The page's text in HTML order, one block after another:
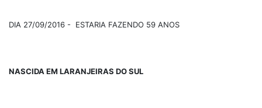
DIA 27/09/2016 - ESTARIA FAZENDO 59 ANOS
NASCIDA EM LARANJEIRAS DO SUL